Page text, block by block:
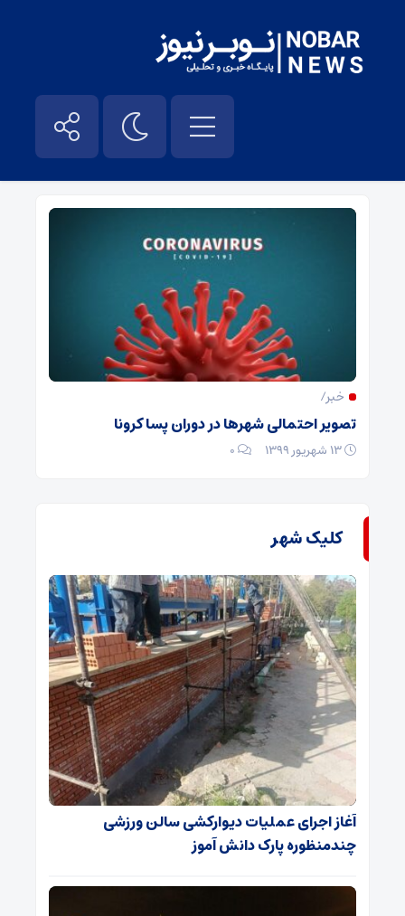
جهان پس از کرونا – نوبر نیوز
خبر/
تصویر احتمالی شهرها در دوران پسا کرونا
۰
کلیک شهر
آغاز اجرای عملیات دیوارکشی سالن ورزشی
چندمنظوره پارک دانش آموز